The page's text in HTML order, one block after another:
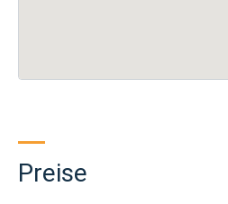
Preise